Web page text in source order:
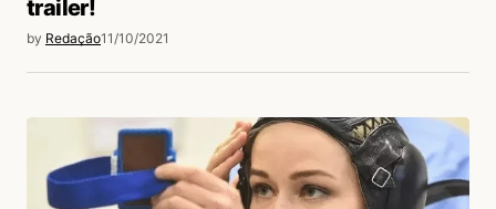
trailer!
by Redação11/10/2021